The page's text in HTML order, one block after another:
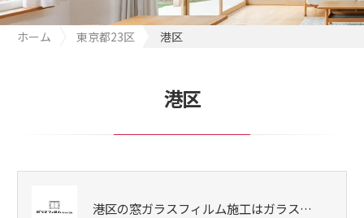
ホーム 東京都23区 港区
港区
港区の窓ガラスフィルム施工はガラス…